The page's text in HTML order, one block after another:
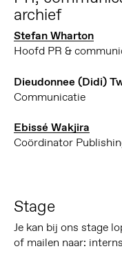
archief
Stefan Wharton
Hoofd PR &
Dieudonnee (Didi)
Communicatie
Ebissé Wakjira
Coördinator
Stage
Je kan bij ons stage
of mailen naar: